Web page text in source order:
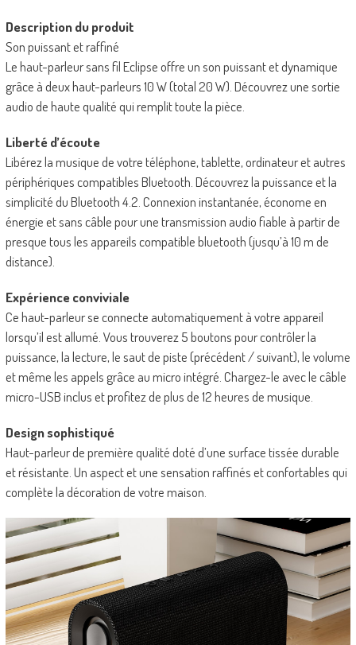
Description du produit
Son puissant et raffiné
Le haut-parleur sans fil Eclipse offre un son puissant et dynamique
grâce à deux haut-parleurs 10 W (total 20 W). Découvrez une sortie
audio de haute qualité qui remplit toute la pièce.
Liberté d’écoute
Libérez la musique de votre téléphone, tablette, ordinateur et autres
périphériques compatibles Bluetooth. Découvrez la puissance et la
simplicité du Bluetooth 4.2. Connexion instantanée, économe en
énergie et sans câble pour une transmission audio fiable à partir de
presque tous les appareils compatible bluetooth (jusqu’à 10 m de
distance).
Expérience conviviale
Ce haut-parleur se connecte automatiquement à votre appareil
lorsqu’il est allumé. Vous trouverez 5 boutons pour contrôler la
puissance, la lecture, le saut de piste (précédent / suivant), le volume
et même les appels grâce au micro intégré. Chargez-le avec le câble
micro-USB inclus et profitez de plus de 12 heures de musique.
Design sophistiqué
Haut-parleur de première qualité doté d’une surface tissée durable
et résistante. Un aspect et une sensation raffinés et confortables qui
complète la décoration de votre maison.